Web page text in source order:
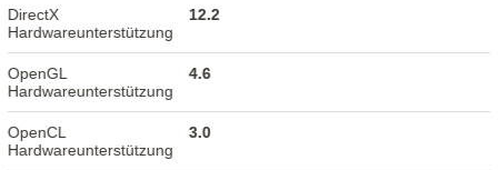
DirectX
Hardwareunterstützung
12.2
OpenGL
Hardwareunterstützung
4.6
OpenCL
Hardwareunterstützung
3.0